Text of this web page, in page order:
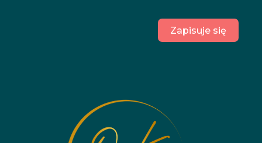
Zapisuje się